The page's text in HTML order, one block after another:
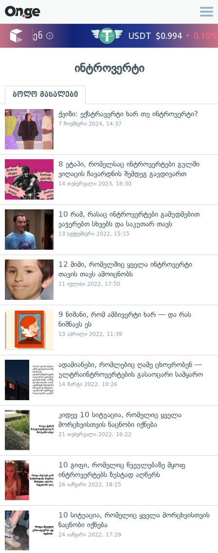
ინტროვერტი
ბოლო მასალები
ქვიზი: ექსტრავერტი ხარ თუ ინტროვერტი?
7 ნოემბერი 2024, 14:37
8 ეტაპი, რომელსაც ინტროვერტები გულში
ვიღაცის ჩავარდნის შემდეგ გავდივართ
14 თებერვალი 2023, 16:30
10 რამ, რასაც ინტროვერტები გამუდმებით
ვაჯერებთ სხვებს და საკუთარ თავს
13 სექტემბერი 2022, 15:15
12 მიმი, რომელშიც ყველა ინტროვერტი
თავის თავს ამოიცნობს
11 ივლისი 2022, 17:50
9 ნიშანი, რომ ამბივერტი ხარ — და რას
ნიშნავს ეს
13 აპრილი 2022, 11:39
ადამიანები, რომლებიც ღამე ცხოვრობენ —
ულტრაინტროვერტების გასაოცარი სამყარო
14 მარტი 2022, 10:26
კიდევ 10 სიტუაცია, რომელიც ყველა
მორცხვისთვის ნაცნობი იქნება
21 თებერვალი 2022, 16:22
10 გიფი, რომელიც წვეულებაზე მყოფ
ინტროვერტებს ზუსტად აღწერს
26 იანვარი 2022, 18:25
10 სიტუაცია, რომელიც ყველა მორცხვისთვის
ნაცნობი იქნება
24 იანვარი 2022, 17:29